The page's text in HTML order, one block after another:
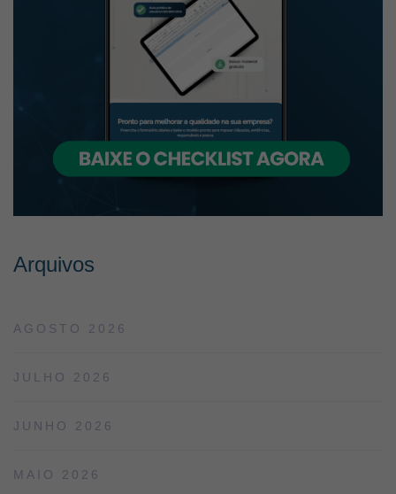
Arquivos
AGOSTO 2026
JULHO 2026
JUNHO 2026
MAIO 2026